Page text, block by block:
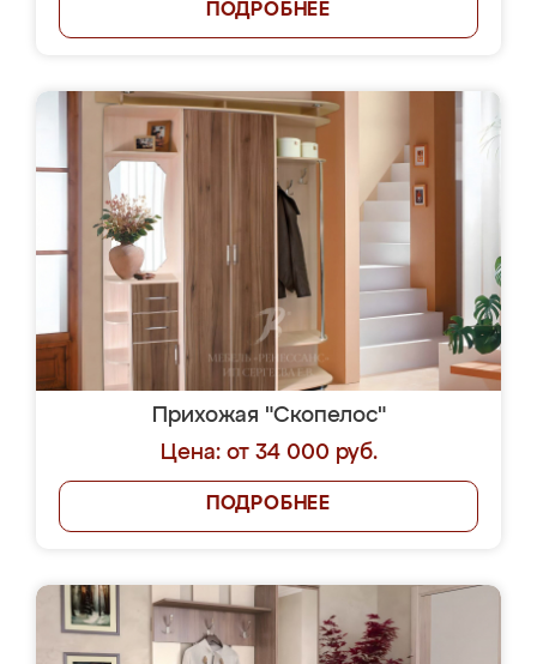
ПОДРОБНЕЕ
Прихожая "Скопелос"
Цена: от 34 000 руб.
ПОДРОБНЕЕ